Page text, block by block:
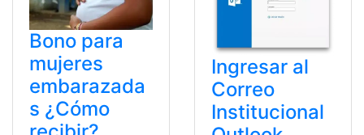
Bono para
mujeres
embarazada
s ¿Cómo
Ingresar al
Correo
Institucional